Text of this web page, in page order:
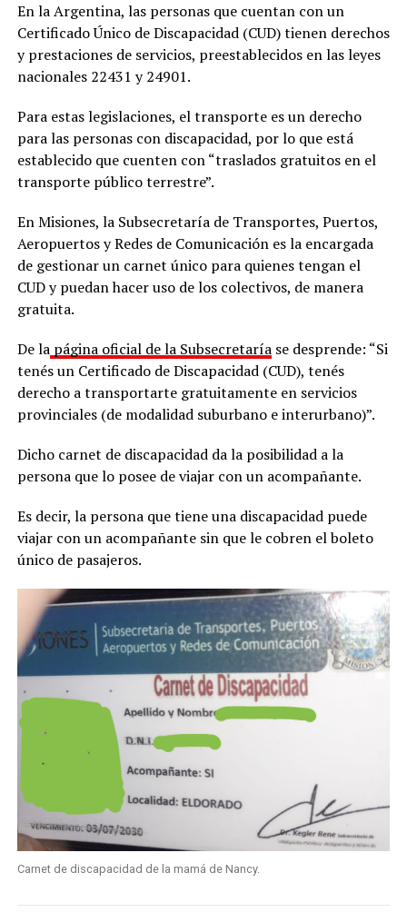
En la Argentina, las personas que cuentan con un
Certificado Único de Discapacidad (CUD) tienen derechos
y prestaciones de servicios, preestablecidos en las leyes
nacionales 22431 y 24901.
Para estas legislaciones, el transporte es un derecho
para las personas con discapacidad, por lo que está
establecido que cuenten con “traslados gratuitos en el
transporte público terrestre”.
En Misiones, la Subsecretaría de Transportes, Puertos,
Aeropuertos y Redes de Comunicación es la encargada
de gestionar un carnet único para quienes tengan el
CUD y puedan hacer uso de los colectivos, de manera
gratuita.
De lapágina oficial de la Subsecretaríase desprende: “Si
tenés un Certificado de Discapacidad (CUD), tenés
derecho a transportarte gratuitamente en servicios
provinciales (de modalidad suburbano e interurbano)”.
Dicho carnet de discapacidad da la posibilidad a la
persona que lo posee de viajar con un acompañante.
Es decir, la persona que tiene una discapacidad puede
viajar con un acompañante sin que le cobren el boleto
único de pasajeros.
Carnet de discapacidad de la mamá de Nancy.